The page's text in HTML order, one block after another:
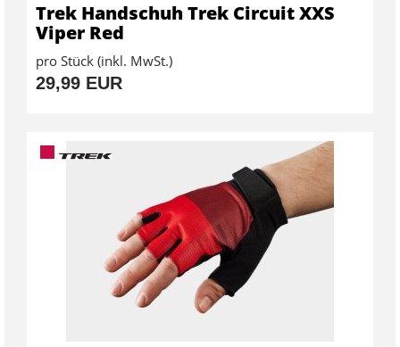
Trek Handschuh Trek Circuit XXS
Viper Red
pro Stück (inkl. MwSt.)
29,99 EUR